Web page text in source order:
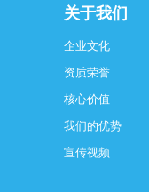
关于我们
企业文化
资质荣誉
核心价值
我们的优势
宣传视频